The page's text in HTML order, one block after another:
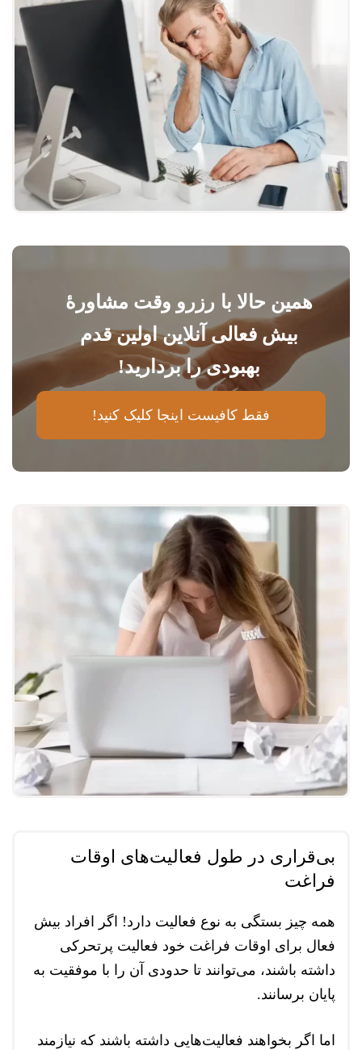
همین حالا با رزرو وقت مشاورهٔ
بیش فعالی آنلاین اولین قدم
بهبودی را بردارید!
فقط کافیست اینجا کلیک کنید!
بی‌قراری در طول فعالیت‌های اوقات
فراغت
همه چیز بستگی به نوع فعالیت دارد! اگر افراد بیش
فعال برای اوقات فراغت خود فعالیت پرتحرکی
داشته باشند، می‌توانند تا حدودی آن را با موفقیت به
پایان برسانند.
اما اگر بخواهند فعالیت‌هایی داشته باشند که نیازمند